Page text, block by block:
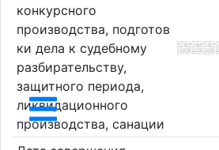
конкурсного
производства, подготов
ки дела к судебному
разбирательству,
защитного периода,
ликвидационного
производства, санации